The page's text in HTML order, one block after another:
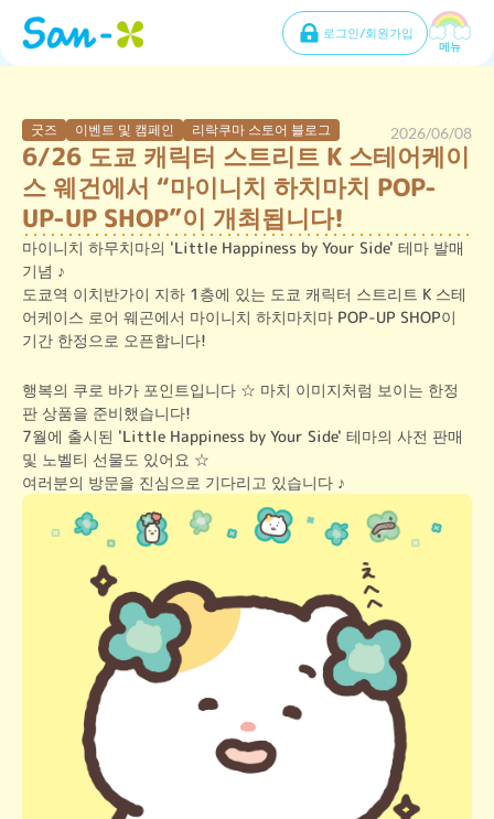
로그인/회원가입
메뉴
굿즈 이벤트 및 캠페인 리락쿠마 스토어 블로그 2026/06/08
6/26 도쿄 캐릭터 스트리트 K 스테어케이
스 웨건에서 “마이니치 하치마치 POP-
UP-UP SHOP”이 개최됩니다!
마이니치 하무치마의 'Little Happiness by Your Side' 테마 발매
기념 ♪
도쿄역 이치반가이 지하 1층에 있는 도쿄 캐릭터 스트리트 K 스테
어케이스 로어 웨곤에서 마이니치 하치마치마 POP-UP SHOP이
기간 한정으로 오픈합니다!
행복의 쿠로 바가 포인트입니다 ☆ 마치 이미지처럼 보이는 한정
판 상품을 준비했습니다!
7월에 출시된 'Little Happiness by Your Side' 테마의 사전 판매
및 노벨티 선물도 있어요 ☆
여러분의 방문을 진심으로 기다리고 있습니다 ♪